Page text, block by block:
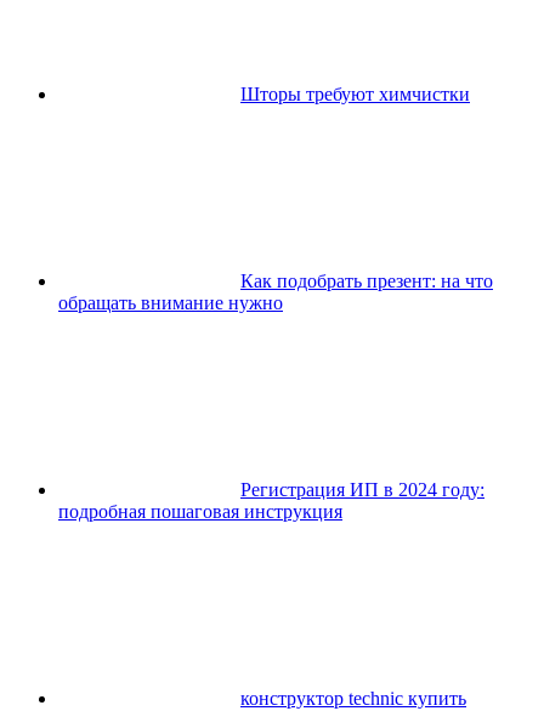
Шторы требуют химчистки
Как подобрать презент: на что
обращать внимание нужно
Регистрация ИП в 2024 году:
подробная пошаговая инструкция
конструктор technic купить